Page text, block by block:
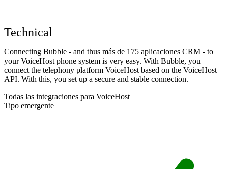
Technical
Connecting Bubble - and thus más de 175 aplicaciones CRM - to
your VoiceHost phone system is very easy. With Bubble, you
connect the telephony platform VoiceHost based on the VoiceHost
API. With this, you set up a secure and stable connection.
Todas las integraciones para VoiceHost
Tipo emergente